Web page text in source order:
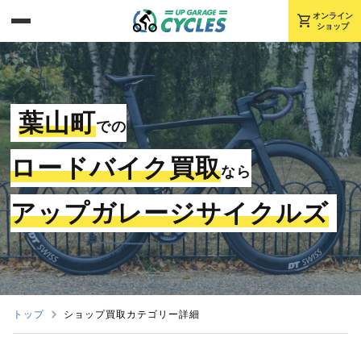
shopping_cart オンライン
ショップ
葉山町での
ロードバイク買取なら
アップガレージサイクルズ
トップ ショップ買取カテゴリー詳細